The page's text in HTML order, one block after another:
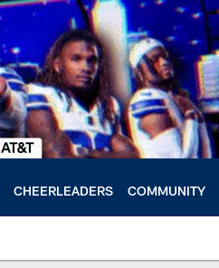
CHEERLEADERS COMMUNITY